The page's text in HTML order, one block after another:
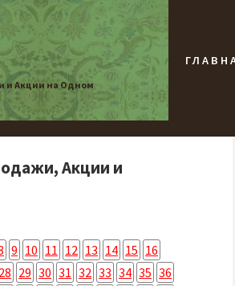
и Акции на Одном
Акции и
9 10 11 12 13 14 15 16
28 29 30 31 32 33 34 35 36